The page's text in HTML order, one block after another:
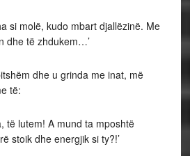
kudo mbart djallëzinë. Me
dhe të zhdukem…’
dhe u grinda me inat, më
të:
A mund ta mposhtë
stoik dhe energjik si ty?!’